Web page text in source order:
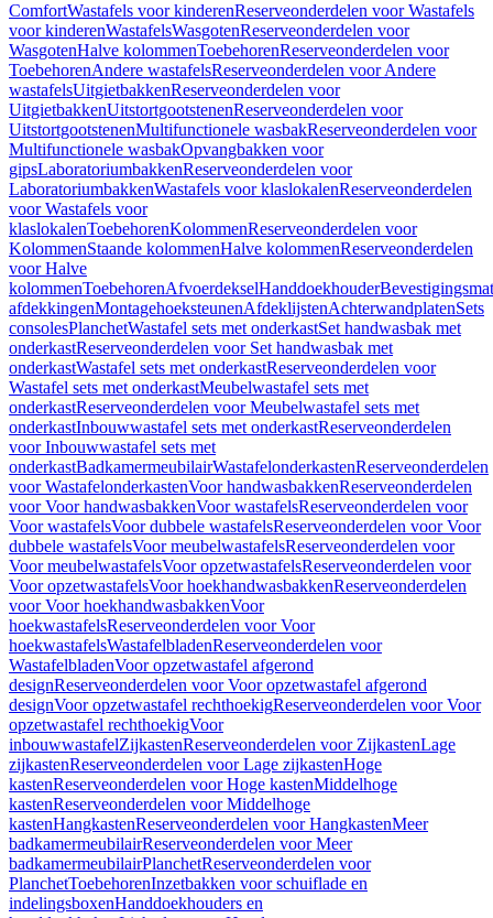
ComfortWastafels voor kinderenReserveonderdelen voor Wastafels
voor kinderenWastafelsWasgotenReserveonderdelen voor
WasgotenHalve kolommenToebehorenReserveonderdelen voor
ToebehorenAndere wastafelsReserveonderdelen voor Andere
wastafelsUitgietbakkenReserveonderdelen voor
UitgietbakkenUitstortgootstenenReserveonderdelen voor
UitstortgootstenenMultifunctionele wasbakReserveonderdelen voor
Multifunctionele wasbakOpvangbakken voor
gipsLaboratoriumbakkenReserveonderdelen voor
LaboratoriumbakkenWastafels voor klaslokalenReserveonderdelen
voor Wastafels voor
klaslokalenToebehorenKolommenReserveonderdelen voor
KolommenStaande kolommenHalve kolommenReserveonderdelen
voor Halve
kolommenToebehorenAfvoerdekselHanddoekhouder
afdekkingenMontagehoeksteunenAfdeklijstenAchterwandplatenSets
consolesPlanchetWastafel sets met onderkastSet handwasbak met
onderkastReserveonderdelen voor Set handwasbak met
onderkastWastafel sets met onderkastReserveonderdelen voor
Wastafel sets met onderkastMeubelwastafel sets met
onderkastReserveonderdelen voor Meubelwastafel sets met
onderkastInbouwwastafel sets met onderkastReserveonderdelen
voor Inbouwwastafel sets met
onderkastBadkamermeubilairWastafelonderkastenReserveonderdelen
voor WastafelonderkastenVoor handwasbakkenReserveonderdelen
voor Voor handwasbakkenVoor wastafelsReserveonderdelen voor
Voor wastafelsVoor dubbele wastafelsReserveonderdelen voor Voor
dubbele wastafelsVoor meubelwastafelsReserveonderdelen voor
Voor meubelwastafelsVoor opzetwastafelsReserveonderdelen voor
Voor opzetwastafelsVoor hoekhandwasbakkenReserveonderdelen
voor Voor hoekhandwasbakkenVoor
hoekwastafelsReserveonderdelen voor Voor
hoekwastafelsWastafelbladenReserveonderdelen voor
WastafelbladenVoor opzetwastafel afgerond
designReserveonderdelen voor Voor opzetwastafel afgerond
designVoor opzetwastafel rechthoekigReserveonderdelen voor Voor
opzetwastafel rechthoekigVoor
inbouwwastafelZijkastenReserveonderdelen voor ZijkastenLage
zijkastenReserveonderdelen voor Lage zijkastenHoge
kastenReserveonderdelen voor Hoge kastenMiddelhoge
kastenReserveonderdelen voor Middelhoge
kastenHangkastenReserveonderdelen voor HangkastenMeer
badkamermeubilairReserveonderdelen voor Meer
badkamermeubilairPlanchetReserveonderdelen voor
PlanchetToebehorenInzetbakken voor schuiflade en
indelingsboxenHanddoekhouders en